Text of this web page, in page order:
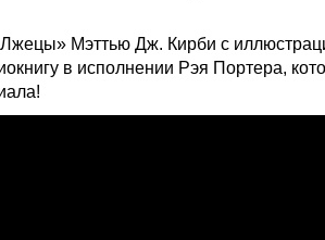
Мэттью Дж. Кирби с
в исполнении Рэя Портера,